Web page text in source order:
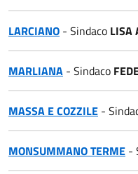
LARCIANO - Sindaco LISA
MARLIANA - Sindaco
MASSA E COZZILE -
MONSUMMANO TERME -